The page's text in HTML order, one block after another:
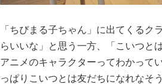
「ちびまる子ちゃん」に出てくる
らいいな」と思う一方、「こいつと
アニメのキャラクターってわかって
っぱりこいつとは友だちになれなそ